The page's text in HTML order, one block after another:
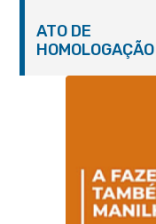
ATO DE
HOMOLOGAÇÃO